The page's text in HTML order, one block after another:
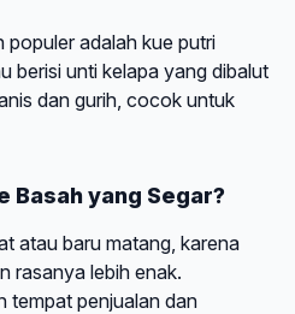
populer adalah kue putri
berisi unti kelapa yang dibalut
dan gurih, cocok untuk
Basah yang Segar?
atau baru matang, karena
rasanya lebih enak.
tempat penjualan dan